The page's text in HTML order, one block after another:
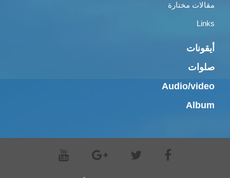
مقالات مختارة
Links
أيقونات
صلوات
Audio/video
Album